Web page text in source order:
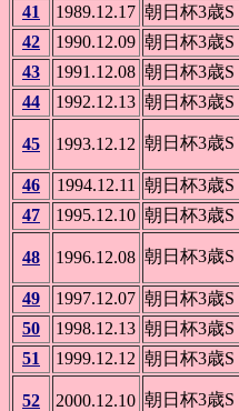
41 1989.12.17 朝日杯3歳S
42
1990.12.09 朝日杯3歳S
43
1991.12.08 朝日杯3歳S
44
1992.12.13 朝日杯3歳S
45 1993.12.12 朝日杯3歳S
46 1994.12.11 朝日杯3歳S
47
1995.12.10 朝日杯3歳S
48 1996.12.08 朝日杯3歳S
49 1997.12.07 朝日杯3歳S
50
1998.12.13 朝日杯3歳S
51
1999.12.12 朝日杯3歳S
52 2000.12.10 朝日杯3歳S